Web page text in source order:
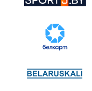
Ср, 12.08.26